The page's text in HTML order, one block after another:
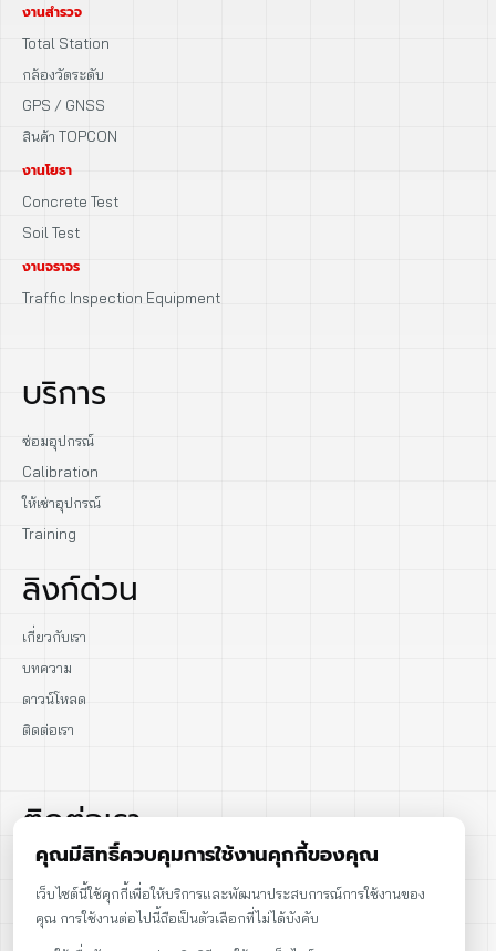
งานสำรวจ
Total Station
กล้องวัดระดับ
GPS / GNSS
สินค้า TOPCON
งานโยธา
Concrete Test
Soil Test
งานจราจร
Traffic Inspection Equipment
บริการ
ซ่อมอุปกรณ์
Calibration
ให้เช่าอุปกรณ์
Training
ลิงก์ด่วน
เกี่ยวกับเรา
บทความ
ดาวน์โหลด
ติดต่อเรา
ติดต่อเรา
086-086-2000
คุณมีสิทธิ์ควบคุมการใช้งานคุกกี้ของคุณ
เว็บไซต์นี้ใช้คุกกี้เพื่อให้บริการและพัฒนาประสบการณ์การใช้งานของ
คุณ การใช้งานต่อไปนี้ถือเป็นตัวเลือกที่ไม่ได้บังคับ